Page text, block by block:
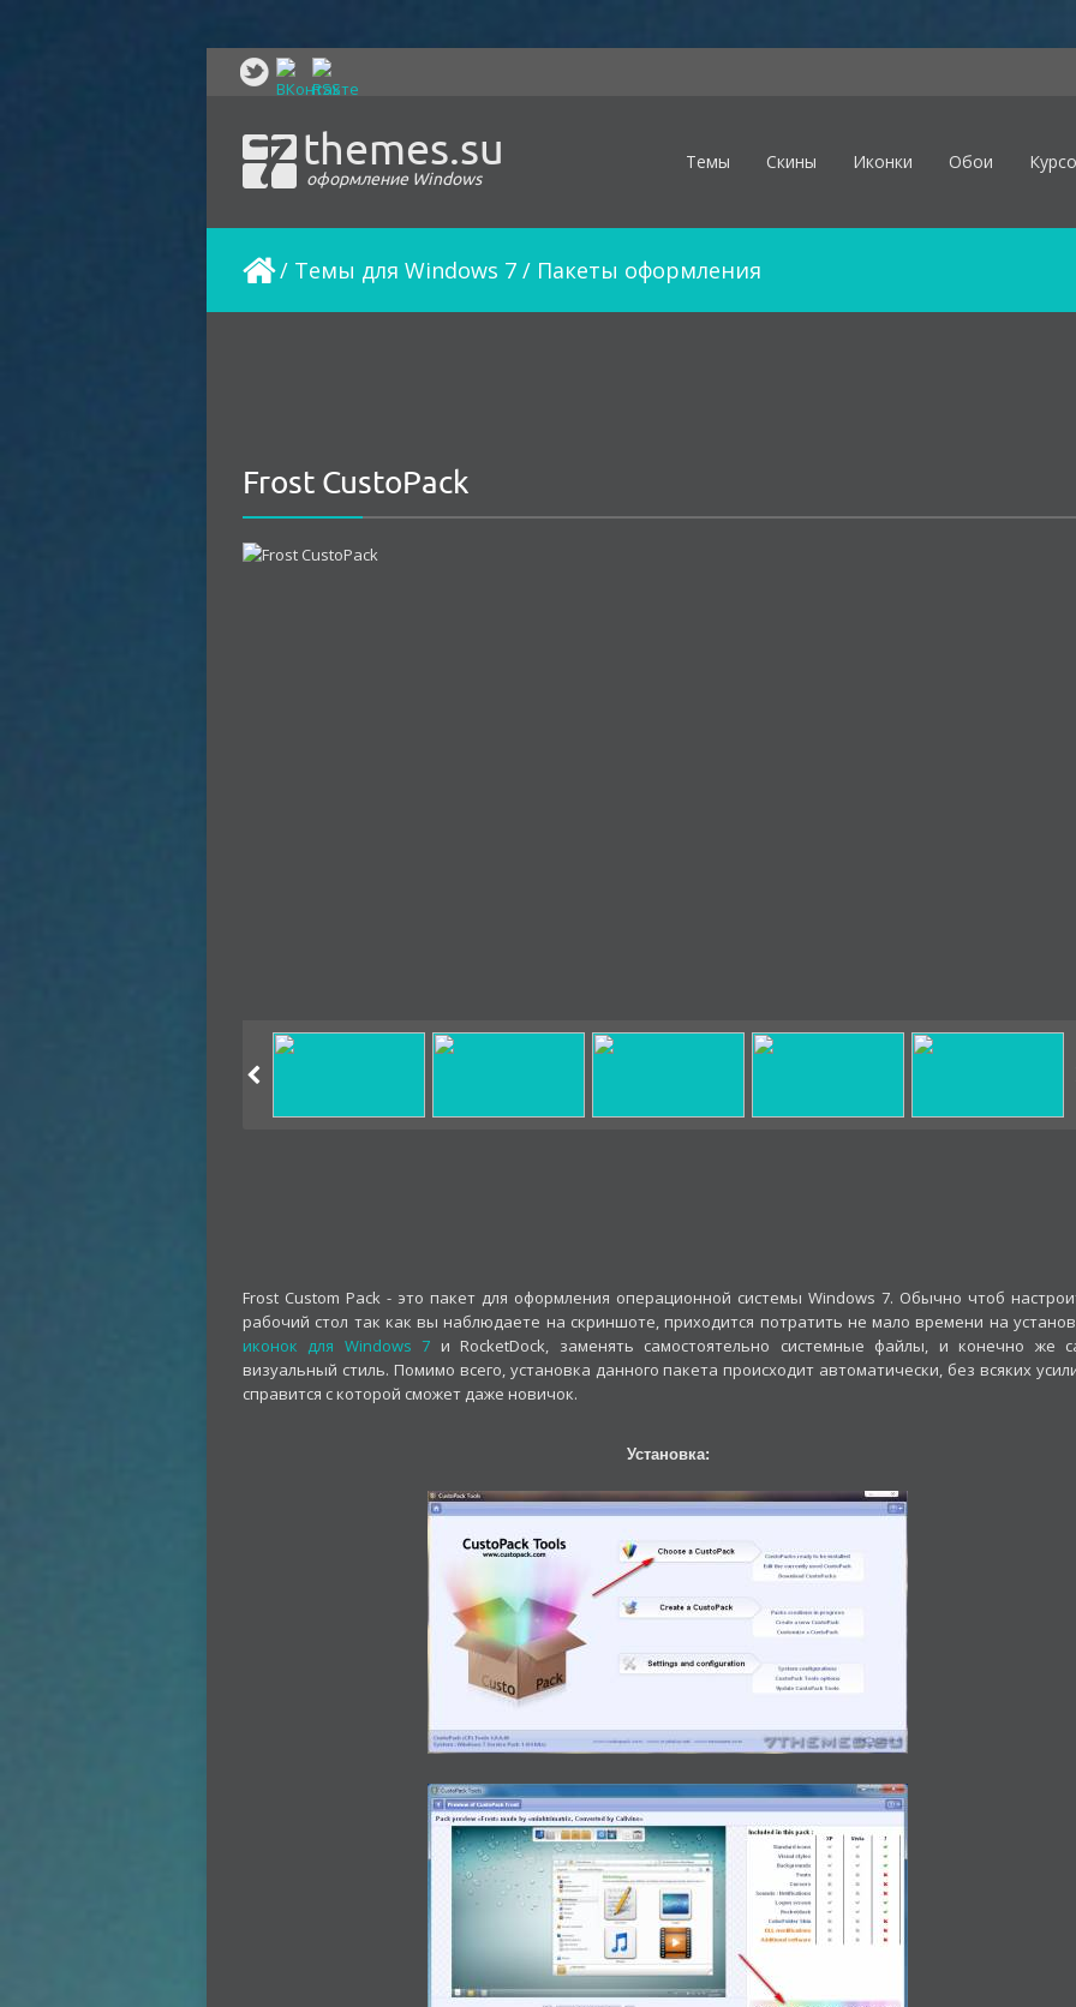
themes.su
оформление Windows
Темы Скины Иконки Обои
/ Темы для Windows 7 / Пакеты оформления
Frost CustoPack
Frost Custom Pack - это пакет для оформления операционной системы Windows 7. Обычно чтоб
рабочий стол так как вы наблюдаете на скриншоте, приходится потратить не мало времени на
иконок для Windows 7 и RocketDock, заменять самостоятельно системные файлы, и конечно же
визуальный стиль. Помимо всего, установка данного пакета происходит автоматически, без всяких
справится с которой сможет даже новичок.
Установка: